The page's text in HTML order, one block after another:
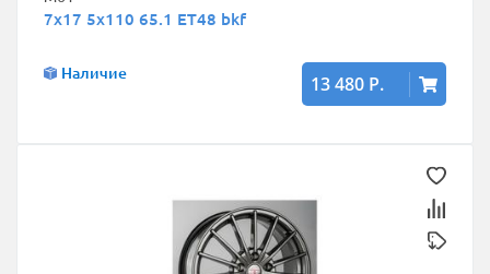
7x17 5x110 65.1 ET48 bkf
Наличие 13 480 Р.